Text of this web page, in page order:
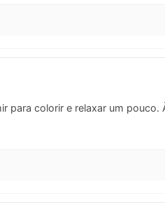
para colorir e relaxar um